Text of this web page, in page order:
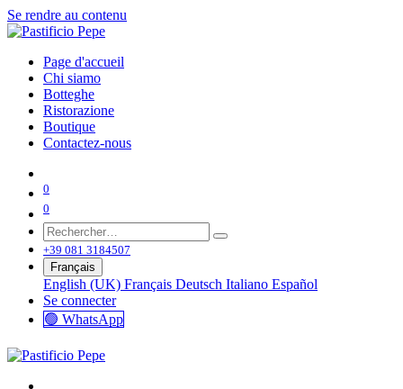
Se rendre au contenu
Page d'accueil
Chi siamo
Botteghe
Ristorazione
Boutique
Contactez-nous
0
0
+39 081 3184507
Français
English (UK) Français Deutsch Italiano Español
Se connecter
🟢 WhatsApp